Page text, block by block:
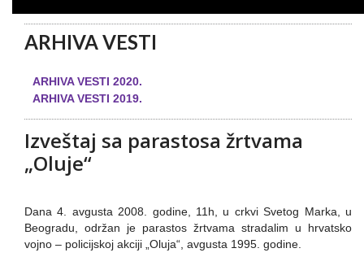
ARHIVA VESTI
ARHIVA VESTI 2020.
ARHIVA VESTI 2019.
Izveštaj sa parastosa žrtvama
„Oluje“
Dana 4. avgusta 2008. godine, 11h, u crkvi Svetog Marka, u
Beogradu, održan je parastos žrtvama stradalim u hrvatsko
vojno – policijskoj akciji „Oluja“, avgusta 1995. godine.